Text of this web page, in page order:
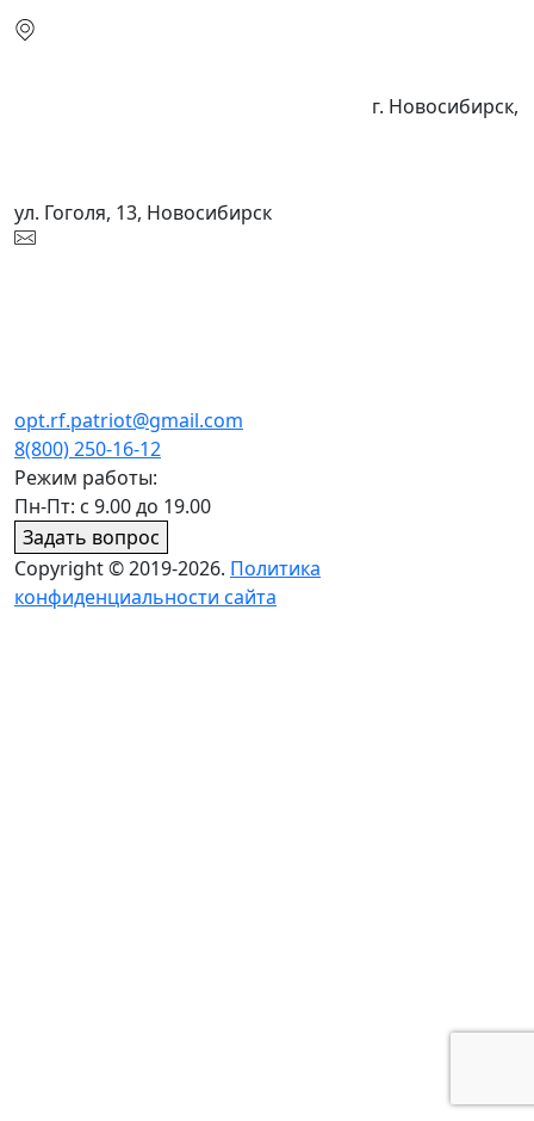
г. Новосибирск,
ул. Гоголя, 13, Новосибирск
opt.rf.patriot@gmail.com
8(800) 250-16-12
Режим работы:
Пн-Пт: с 9.00 до 19.00
Задать вопрос
Copyright © 2019-2026. Политика
конфиденциальности сайта